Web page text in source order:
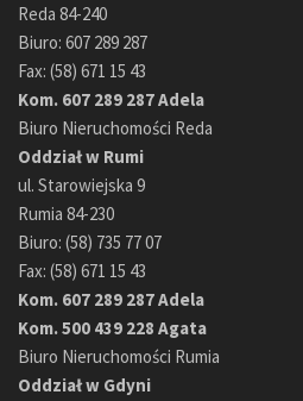
Reda 84-240
Biuro: 607 289 287
Fax: (58) 671 15 43
Kom. 607 289 287 Adela
Biuro Nieruchomości Reda
Oddział w Rumi
ul. Starowiejska 9
Rumia 84-230
Biuro: (58) 735 77 07
Fax: (58) 671 15 43
Kom. 607 289 287 Adela
Kom. 500 439 228 Agata
Biuro Nieruchomości Rumia
Oddział w Gdyni